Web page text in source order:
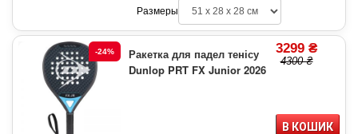
Размеры
-24%
Ракетка для падел тенісу
Dunlop PRT FX Junior 2026
3299 ₴
4300 ₴
В КОШИК